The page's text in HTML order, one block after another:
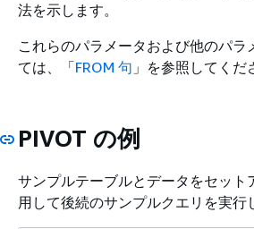
法を示します。
これらのパラメータおよび他のパラ
ては、「FROM 句 」を参照してくだ
PIVOT の例
サンプルテーブルとデータをセット
用して後続のサンプルクエリを実行